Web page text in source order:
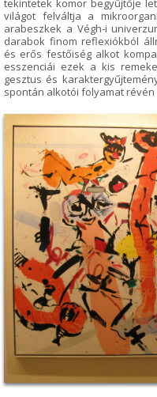
tekintetek komor begyűjtője
világot felváltja a
arabeszkek a Végh-i
darabok finom reflexiókból
és erős festőiség alkot
esszenciái ezek a kis
gesztus és
spontán alkotói folyamat